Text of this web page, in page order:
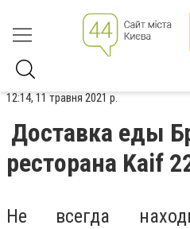
12:14, 11 травня 2021 р.
Доставка еды
ресторана Kaif
Не всегда